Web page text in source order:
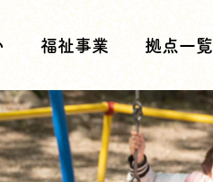
福祉事業 拠点一覧